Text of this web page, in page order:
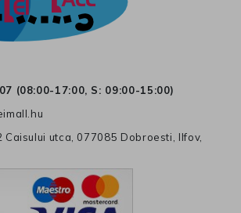
(08:00-17:00, S: 09:00-15:00)
Caisului utca, 077085 Dobroesti, Ilfov,